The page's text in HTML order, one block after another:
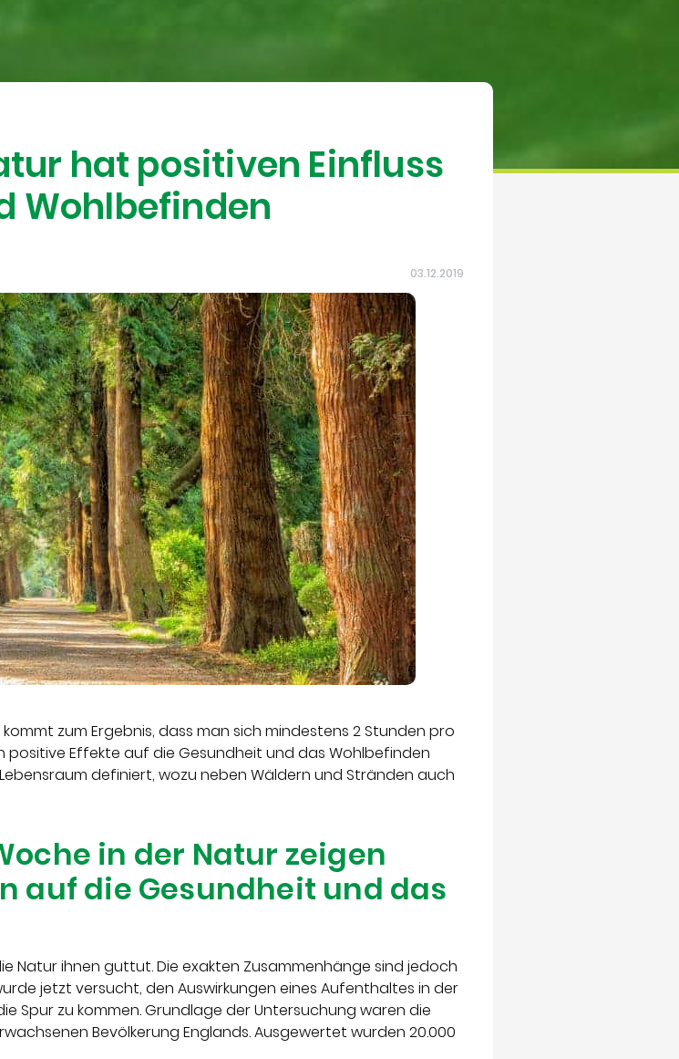
hat positiven Einfluss
Wohlbefinden
03.12.2019
zum Ergebnis, dass man sich mindestens 2 Stunden pro
Effekte auf die Gesundheit und das Wohlbefinden
definiert, wozu neben Wäldern und Stränden auch
in der Natur zeigen
auf die Gesundheit und das
Natur ihnen guttut. Die exakten Zusammenhänge sind jedoch
jetzt versucht, den Auswirkungen eines Aufenthaltes in der
Spur zu kommen. Grundlage der Untersuchung waren die
Bevölkerung Englands. Ausgewertet wurden 20.000